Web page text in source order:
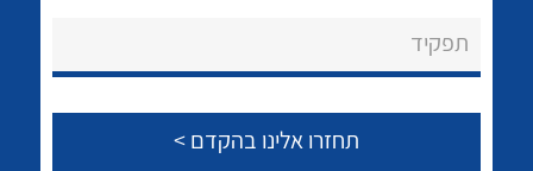
לכל מוצרי היצרן לכל מוצרי היצרן
תפקיד